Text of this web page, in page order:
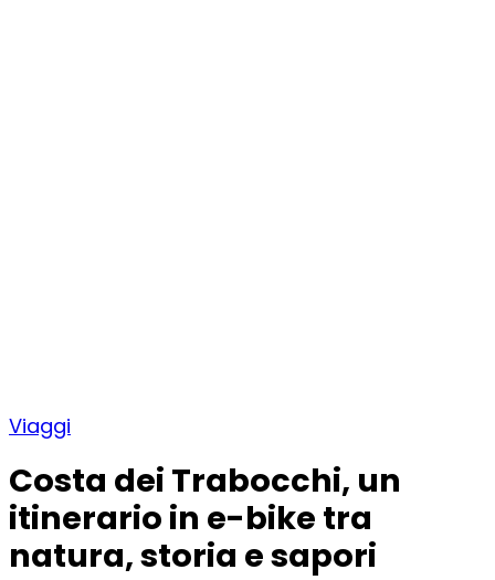
Viaggi
Costa dei Trabocchi, un
itinerario in e-bike tra
natura, storia e sapori